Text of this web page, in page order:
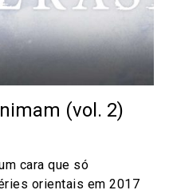
(vol. 2)
cara que só
orientais em 2017